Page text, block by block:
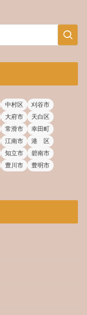
中村区
刈谷市
大府市
天白区
常滑市
幸田町
江南市
港 区
知立市
碧南市
豊川市
豊明市